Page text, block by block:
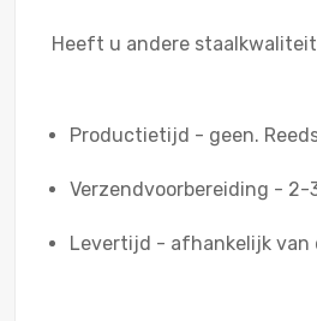
Heeft u andere
Productietijd - geen.
Verzendvoorbereiding - 2-
Levertijd - afhankelijk van